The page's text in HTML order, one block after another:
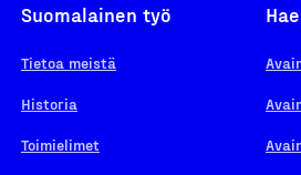
Suomalainen työ
Tietoa meistä
Historia
Toimielimet